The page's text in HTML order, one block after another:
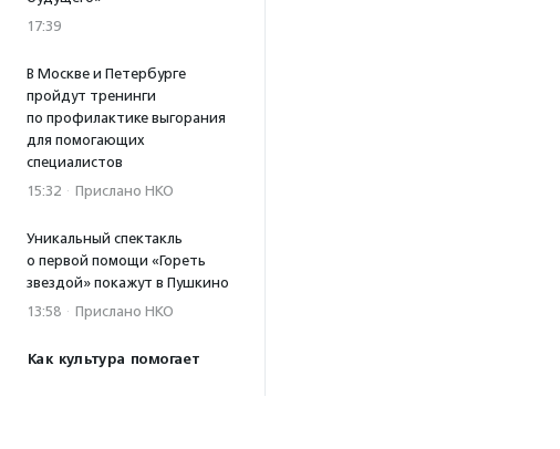
17:39
В Москве и Петербурге
пройдут тренинги
по профилактике выгорания
для помогающих
специалистов
15:32 · Прислано НКО
Уникальный спектакль
о первой помощи «Гореть
звездой» покажут в Пушкино
13:58 · Прислано НКО
Как культура помогает